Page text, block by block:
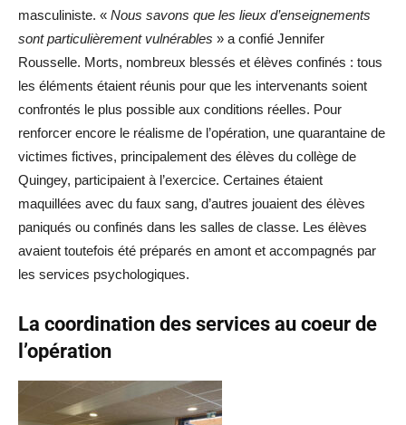
masculiniste. « Nous savons que les lieux d’enseignements
sont particulièrement vulnérables » a confié Jennifer
Rousselle. Morts, nombreux blessés et élèves confinés : tous
les éléments étaient réunis pour que les intervenants soient
confrontés le plus possible aux conditions réelles. Pour
renforcer encore le réalisme de l’opération, une quarantaine de
victimes fictives, principalement des élèves du collège de
Quingey, participaient à l’exercice. Certaines étaient
maquillées avec du faux sang, d’autres jouaient des élèves
paniqués ou confinés dans les salles de classe. Les élèves
avaient toutefois été préparés en amont et accompagnés par
les services psychologiques.
La coordination des services au coeur de
l’opération